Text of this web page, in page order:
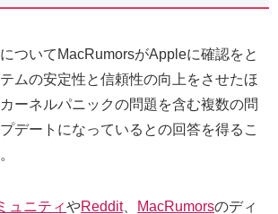
ついてMacRumorsがAppleに確認をと
ムの安定性と信頼性の向上をさせたほ
ーネルパニックの問題を含む複数の問
デートになっているとの回答を得るこ
ュニティやReddit、 MacRumorsのディ